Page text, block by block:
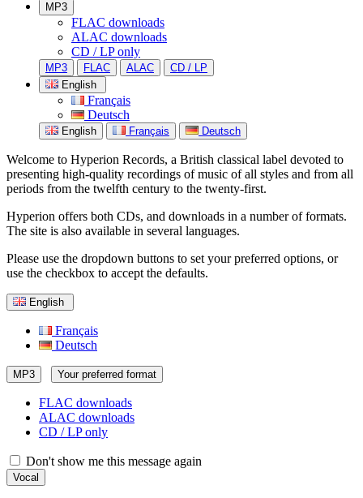
MP3
FLAC downloads
ALAC downloads
CD / LP only
MP3 FLAC ALAC
CD / LP
English
Français
Deutsch
English Français Deutsch
Welcome to Hyperion Records, a British classical label devoted to
presenting high-quality recordings of music of all styles and from all
periods from the twelfth century to the twenty-first.
Hyperion offers both CDs, and downloads in a number of formats.
The site is also available in several languages.
Please use the dropdown buttons to set your preferred options, or
use the checkbox to accept the defaults.
English
Français
Deutsch
MP3 Your preferred format
FLAC downloads
ALAC downloads
CD / LP only
Don't show me this message again
Vocal